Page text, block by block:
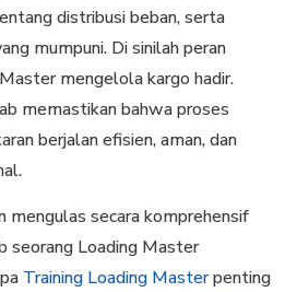
distribusi beban, serta
mumpuni. Di sinilah peran
mengelola kargo hadir.
memastikan bahwa proses
berjalan efisien, aman, dan
mengulas secara komprehensif
seorang Loading Master
Training Loading Masterpenting